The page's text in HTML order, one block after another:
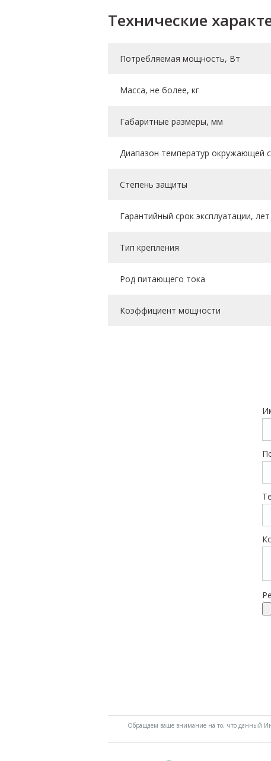
Технические
Потребляемая мощность, Вт
Масса, не более, кг
Габаритные размеры, мм
Диапазон температур окружающей
Степень защиты
Гарантийный срок эксплуатации, лет
Тип крепления
Род питающего тока
Коэффициент мощности
Обращаем ваше внимание на то, что данный